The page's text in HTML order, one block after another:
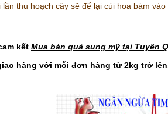
thu hoạch cây sẽ để lại cùi hoa bám
kết Mua bán quả sung mỹ tại Tuyên
hàng với mỗi đơn hàng từ 2kg trở